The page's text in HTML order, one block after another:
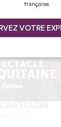
française.
VOTRE